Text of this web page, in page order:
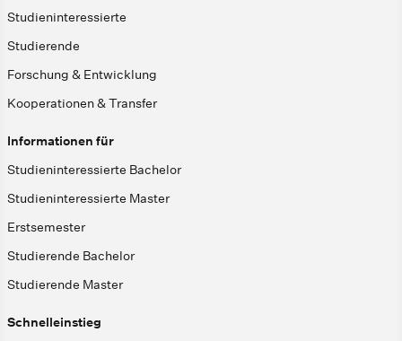
Studieninteressierte
Studierende
Forschung & Entwicklung
Kooperationen & Transfer
Informationen für
Studieninteressierte Bachelor
Studieninteressierte Master
Erstsemester
Studierende Bachelor
Studierende Master
Schnelleinstieg